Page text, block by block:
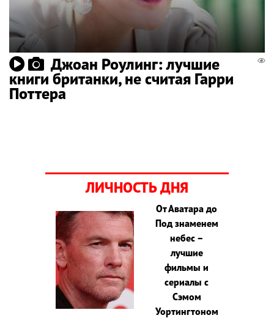
Джоан Роулинг: лучшие
книги британки, не считая Гарри
Поттера
ЛИЧНОСТЬ ДНЯ
От Аватара до
Под знаменем
небес –
лучшие
фильмы и
сериалы с
Сэмом
Уортингтоном